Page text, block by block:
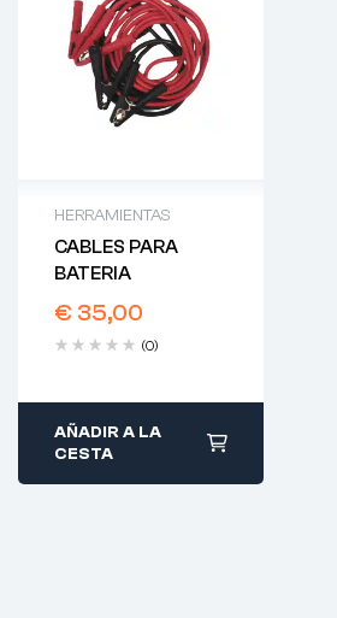
HERRAMIENTAS
CABLES PARA
BATERIA
€ 35,00
(0)
AÑADIR A LA
CESTA